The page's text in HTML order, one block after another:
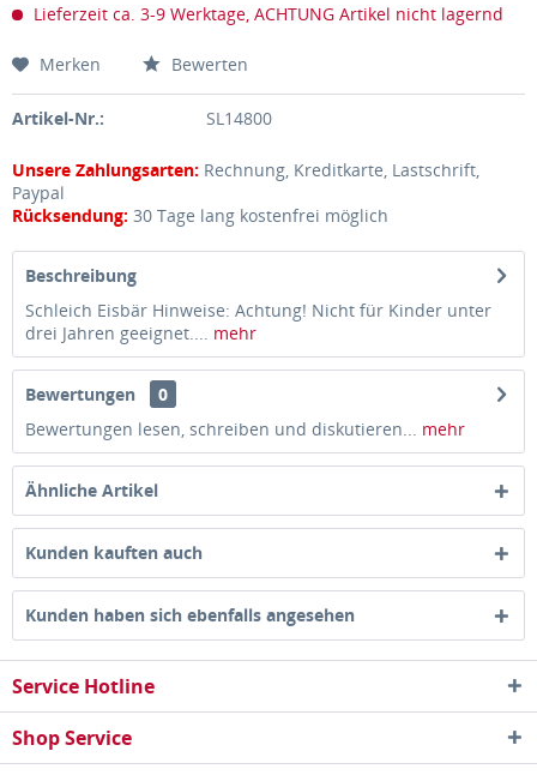
Lieferzeit ca. 3-9 Werktage, ACHTUNG Artikel nicht lagernd
Merken Bewerten
Artikel-Nr.: SL14800
Unsere Zahlungsarten: Rechnung, Kreditkarte, Lastschrift,
Paypal
Rücksendung: 30 Tage lang kostenfrei möglich
Beschreibung
Schleich Eisbär Hinweise: Achtung! Nicht für Kinder unter
drei Jahren geeignet.... mehr
Bewertungen
0
Bewertungen lesen, schreiben und diskutieren... mehr
Ähnliche Artikel
Kunden kauften auch
Kunden haben sich ebenfalls angesehen
Service Hotline
Shop Service